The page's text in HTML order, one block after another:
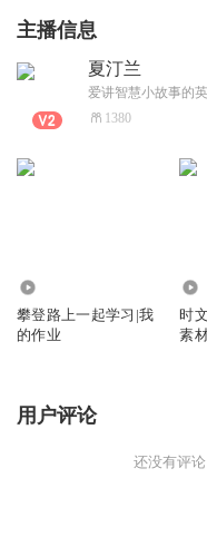
主播信息
夏汀兰
1380
攀登路上一起学习|我
的作业
时
素
用户评论
还没有评